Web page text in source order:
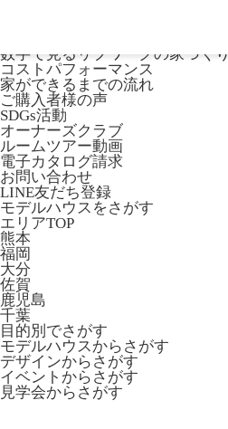
数字で見るリブワークの家づくり
コストパフォーマンス
家ができるまでの流れ
ご購入者様の声
SDGs活動
オーナーズクラブ
ルームツアー動画
電子カタログ請求
お問い合わせ
LINE友だち登録
モデルハウスをさがす
エリアTOP
熊本
福岡
大分
佐賀
鹿児島
千葉
目的別でさがす
モデルハウスからさがす
デザインからさがす
イベントからさがす
見学会からさがす